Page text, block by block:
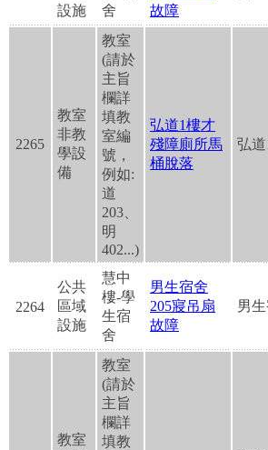
設施
舍
故障
2265
教室
非教
學設
備
教室
(請於
主旨
欄詳
填教
室編
號，
例如:
道
203、
明
402...)
弘道1樓才
殘障廁所馬
桶脫落
弘
2264
公共
區域
設施
慧中
樓-學
生宿
舍
男生宿舍
205寢吊扇
故障
男
教室
教室
(請於
主旨
欄詳
填教